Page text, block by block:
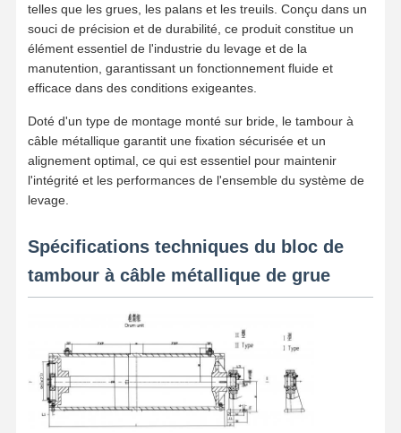
Aperçu Produits Vidéos
A Propos De
telles que les grues, les palans et les treuils. Conçu dans un
souci de précision et de durabilité, ce produit constitue un
élément essentiel de l'industrie du levage et de la
manutention, garantissant un fonctionnement fluide et
efficace dans des conditions exigeantes.
Doté d'un type de montage monté sur bride, le tambour à
câble métallique garantit une fixation sécurisée et un
alignement optimal, ce qui est essentiel pour maintenir
l'intégrité et les performances de l'ensemble du système de
levage.
Spécifications techniques du bloc de
tambour à câble métallique de grue